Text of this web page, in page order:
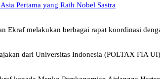
Pertama yang Raih Nobel Sastra
Ekraf melakukan berbagai rapat koordinasi
dari Universitas Indonesia (POLTAX FIA